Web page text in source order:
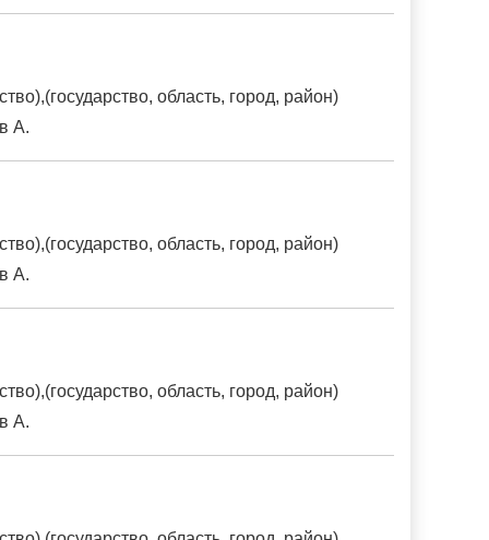
область, город, район)
А.
область, город, район)
А.
область, город, район)
А.